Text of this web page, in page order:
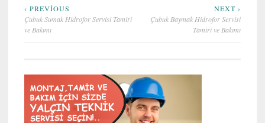
Yazı
gezinmesi
‹ PREVIOUS
Çubuk Sumak Hidrofor Servisi Tamiri
ve Bakımı
NEXT ›
Çubuk Baymak Hidrofor Servisi
Tamiri ve Bakımı